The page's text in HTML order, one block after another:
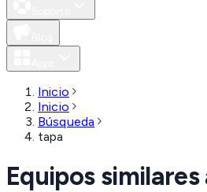
Inicio
Inicio
Búsqueda
tapa
Equipos similares